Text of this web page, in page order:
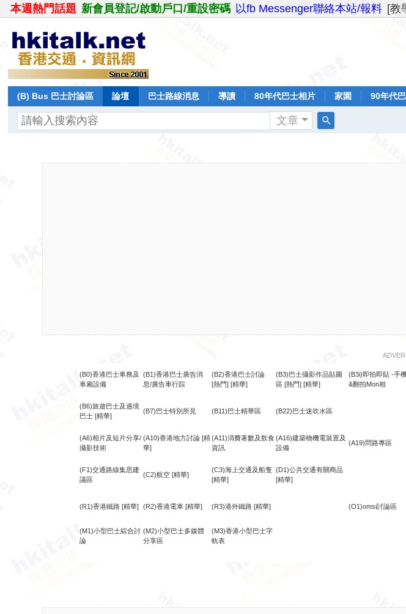
本週熱門話題 新會員登記/啟動戶口/重設密碼 以fb Messenger聯絡本站/報料 [教
(B) Bus 巴士討論區 論壇 巴士路線消息 導讀 80年代巴士相片 家園 90年代
文章
(B0)香港巴士車務及
車廂設備
(B1)香港巴士廣告消
息/廣告車行踪
(B2)香港巴士討論
[熱門] [精華]
(B3)巴士攝影作品貼圖
區 [熱門] [精華]
(B3i)即拍即貼 -手
&翻拍Mon相
(B6)旅遊巴士及過境
巴士 [精華]
(B7)巴士特別所見 (B11)巴士精華區 (B22)巴士迷吹水區
(A6)相片及短片分享/
攝影技術
(A10)香港地方討論 [精
華]
(A11)消費著數及飲食
資訊
(A16)建築物機電裝置及
設備
(A19)問路專區
(F1)交通路線集思建
議區
(C2)航空 [精華]
(C3)海上交通及船隻
[精華]
(D1)公共交通有關商品
[精華]
(R1)香港鐵路 [精華] (R2)香港電車 [精華] (R3)港外鐵路 [精華] (O1)omsi討論區
(M1)小型巴士綜合討
論
(M2)小型巴士多媒體
分享區
(M3)香港小型巴士字
軌表